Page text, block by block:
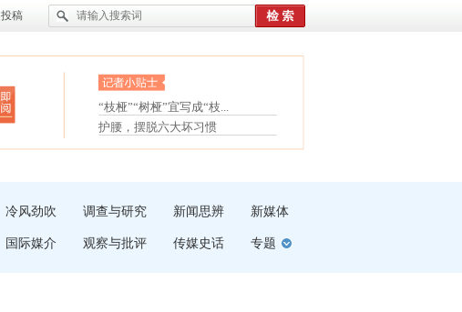
投稿
眼白变红或是结膜下出血
“枝桠”“树桠”宜写成“枝...
夏天缓解疲劳有三招
护腰，摆脱六大坏习惯
受伤了冰敷还是热敷
冷风劲吹 调查与研究 新闻思辨 新媒体
国际媒介 观察与批评 传媒史话 专题